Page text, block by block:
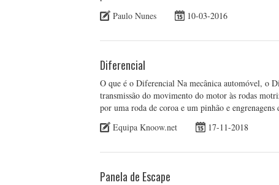
Paulo Nunes
10-03-2016
Diferencial
O que é o Diferencial Na mecânica automóvel, o
transmissão do movimento do motor às rodas
por uma roda de coroa e um pinhão e
Equipa Knoow.net
17-11-2018
Panela de Escape